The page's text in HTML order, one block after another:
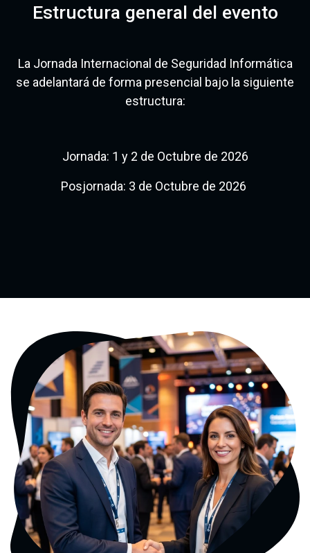
Estructura general del evento
La Jornada Internacional de Seguridad Informática
se adelantará de forma presencial bajo la siguiente
estructura:
Jornada: 1 y 2 de Octubre de 2026
Posjornada: 3 de Octubre de 2026